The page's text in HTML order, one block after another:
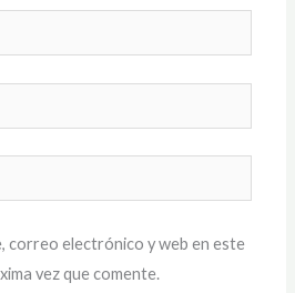
correo electrónico y web en este
vez que comente.